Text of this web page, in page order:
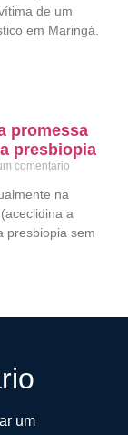
de um
em Maringá.
promessa
presbiopia
comentário
na
a
presbiopia sem
um